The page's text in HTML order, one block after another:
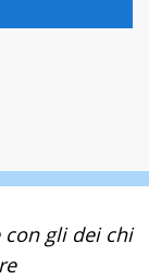
con gli dei chi